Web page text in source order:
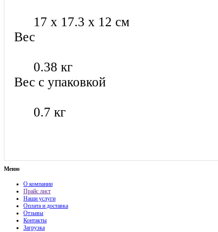
17 х 17.3 х 12 см
Вес
0.38 кг
Вес с упаковкой
0.7 кг
Меню
О компании
Прайс лист
Наши услуги
Оплата и доставка
Отзывы
Контакты
Загрузка